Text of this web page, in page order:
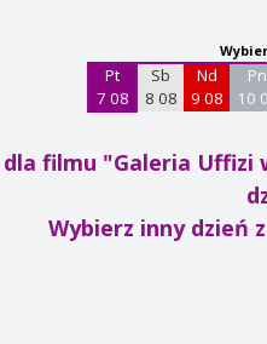
Pt
7 08
Sb
8 08
Nd
9 08
Pn
10
filmu "Galeria Uffizi
Wybierz inny dzień